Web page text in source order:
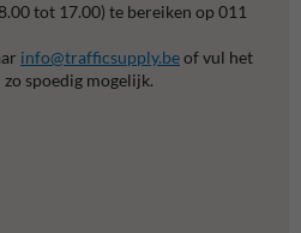
tot 17.00) te bereiken op 011
info@trafficsupply.beof vul het
spoedig mogelijk.